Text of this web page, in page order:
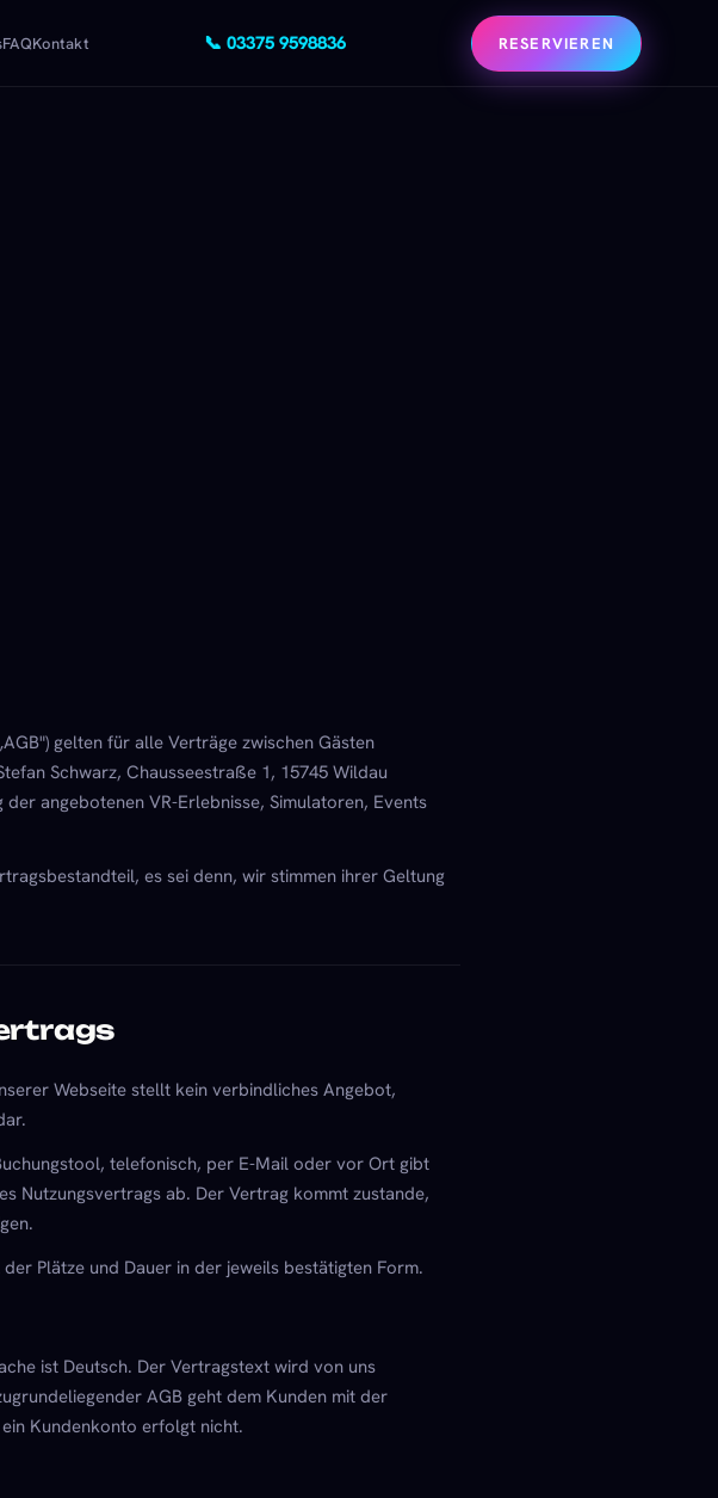
FAQKontakt 📞 03375 9598836 RESERVIEREN
gelten für alle Verträge zwischen Gästen
Schwarz, Chausseestraße 1, 15745 Wildau
angebotenen VR-Erlebnisse, Simulatoren, Events
es sei denn, wir stimmen ihrer Geltung
Webseite stellt kein verbindliches Angebot,
telefonisch, per E-Mail oder vor Ort gibt
Nutzungsvertrags ab. Der Vertrag kommt zustande,
Plätze und Dauer in der jeweils bestätigten Form.
ist Deutsch. Der Vertragstext wird von uns
AGB geht dem Kunden mit der
Kundenkonto erfolgt nicht.